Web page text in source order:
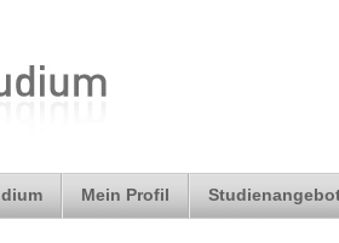
Mein Profil